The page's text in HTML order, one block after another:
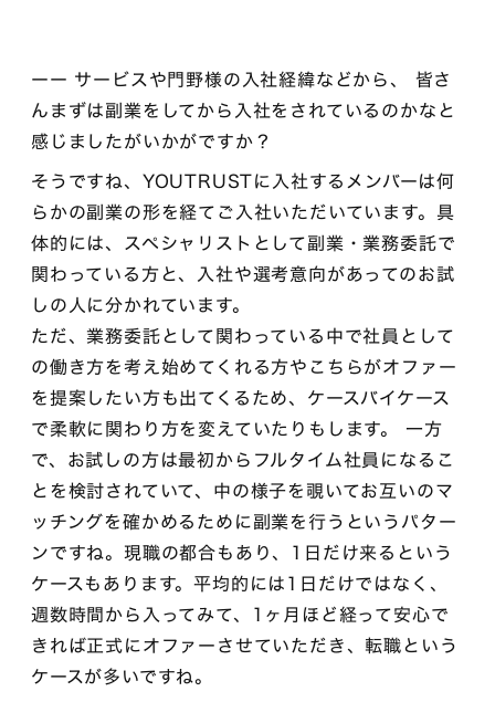
ーー サービスや門野様の入社経緯などから、 皆さ
んまずは副業をしてから入社をされているのかなと
感じましたがいかがですか？
そうですね、YOUTRUSTに入社するメンバーは何
らかの副業の形を経てご入社いただいています。具
体的には、スペシャリストとして副業・業務委託で
関わっている方と、入社や選考意向があってのお試
しの人に分かれています。
ただ、業務委託として関わっている中で社員として
の働き方を考え始めてくれる方やこちらがオファー
を提案したい方も出てくるため、ケースバイケース
で柔軟に関わり方を変えていたりもします。 一方
で、お試しの方は最初からフルタイム社員になるこ
とを検討されていて、中の様子を覗いてお互いのマ
ッチングを確かめるために副業を行うというパター
ンですね。現職の都合もあり、1日だけ来るという
ケースもあります。平均的には1日だけではなく、
週数時間から入ってみて、1ヶ月ほど経って安心で
きれば正式にオファーさせていただき、転職という
ケースが多いですね。